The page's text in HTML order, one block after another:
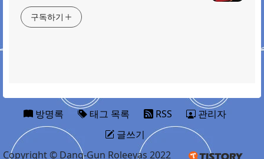
구독하기
방명록 태그 목록 RSS
관리자
글쓰기
Copyright © Dang-Gun Roleeyas 2022